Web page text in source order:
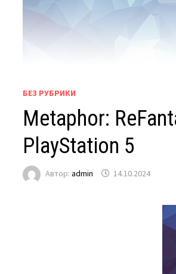
БЕЗ РУБРИКИ
Metaphor:
PlayStation 5
Автор:admin 14.10.2024